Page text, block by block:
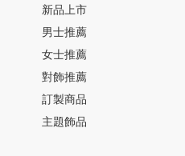
新品上市
男士推薦
女士推薦
對飾推薦
訂製商品
主題飾品